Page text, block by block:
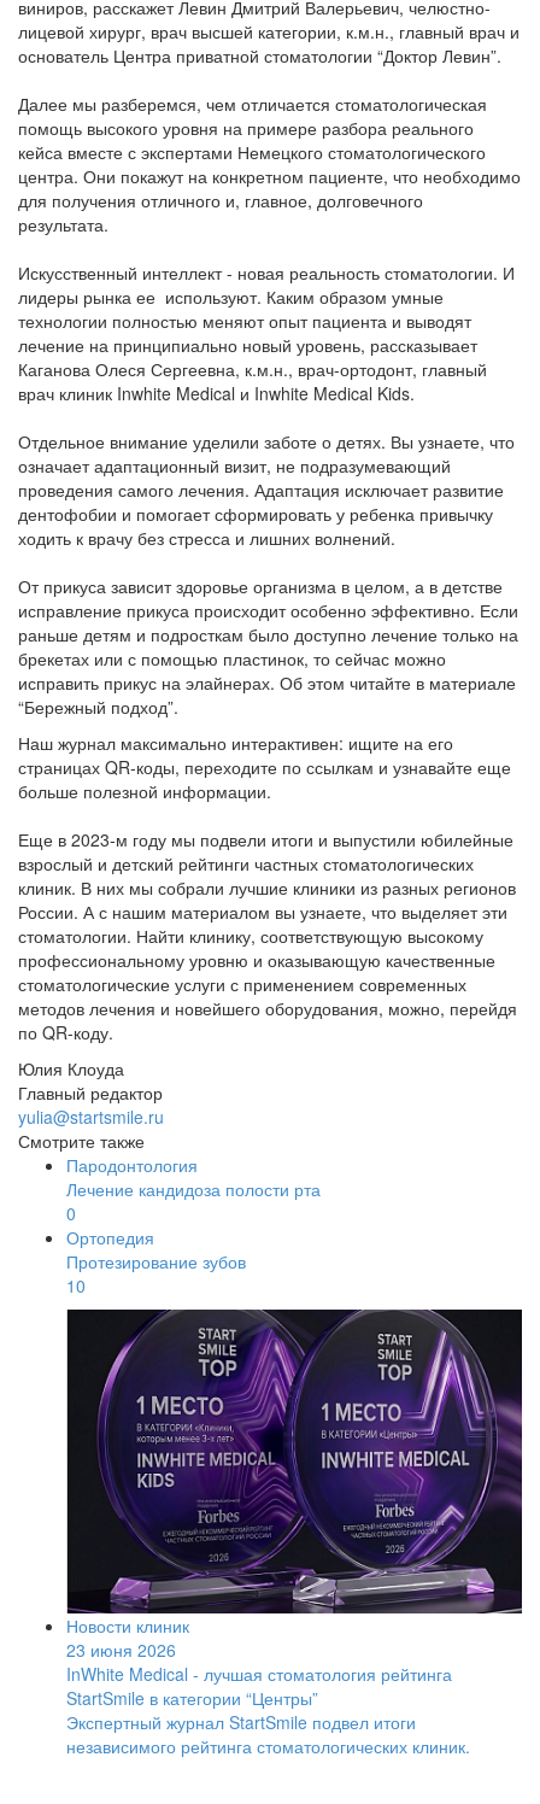
виниров, расскажет Левин Дмитрий Валерьевич, челюстно-
лицевой хирург, врач высшей категории, к.м.н., главный врач и
основатель Центра приватной стоматологии “Доктор Левин”.
Далее мы разберемся, чем отличается стоматологическая
помощь высокого уровня на примере разбора реального
кейса вместе с экспертами Немецкого стоматологического
центра. Они покажут на конкретном пациенте, что необходимо
для получения отличного и, главное, долговечного
результата.
Искусственный интеллект - новая реальность стоматологии. И
лидеры рынка ее используют. Каким образом умные
технологии полностью меняют опыт пациента и выводят
лечение на принципиально новый уровень, рассказывает
Каганова Олеся Сергеевна, к.м.н., врач-ортодонт, главный
врач клиник Inwhite Medical и Inwhite Medical Kids.
Отдельное внимание уделили заботе о детях. Вы узнаете, что
означает адаптационный визит, не подразумевающий
проведения самого лечения. Адаптация исключает развитие
дентофобии и помогает сформировать у ребенка привычку
ходить к врачу без стресса и лишних волнений.
От прикуса зависит здоровье организма в целом, а в детстве
исправление прикуса происходит особенно эффективно. Если
раньше детям и подросткам было доступно лечение только на
брекетах или с помощью пластинок, то сейчас можно
исправить прикус на элайнерах. Об этом читайте в материале
“Бережный подход”.
Наш журнал максимально интерактивен: ищите на его
страницах QR-коды, переходите по ссылкам и узнавайте еще
больше полезной информации.
Еще в 2023-м году мы подвели итоги и выпустили юбилейные
взрослый и детский рейтинги частных стоматологических
клиник. В них мы собрали лучшие клиники из разных регионов
России. А с нашим материалом вы узнаете, что выделяет эти
стоматологии. Найти клинику, соответствующую высокому
профессиональному уровню и оказывающую качественные
стоматологические услуги с применением современных
методов лечения и новейшего оборудования, можно, перейдя
по QR-коду.
Юлия Клоуда
Главный редактор
yulia@startsmile.ru
Смотрите также
Пародонтология
Лечение кандидоза полости рта
0
Ортопедия
Протезирование зубов
10
Новости клиник
23 июня 2026
InWhite Medical - лучшая стоматология рейтинга
StartSmile в категории “Центры”
Экспертный журнал StartSmile подвел итоги
независимого рейтинга стоматологических клиник.